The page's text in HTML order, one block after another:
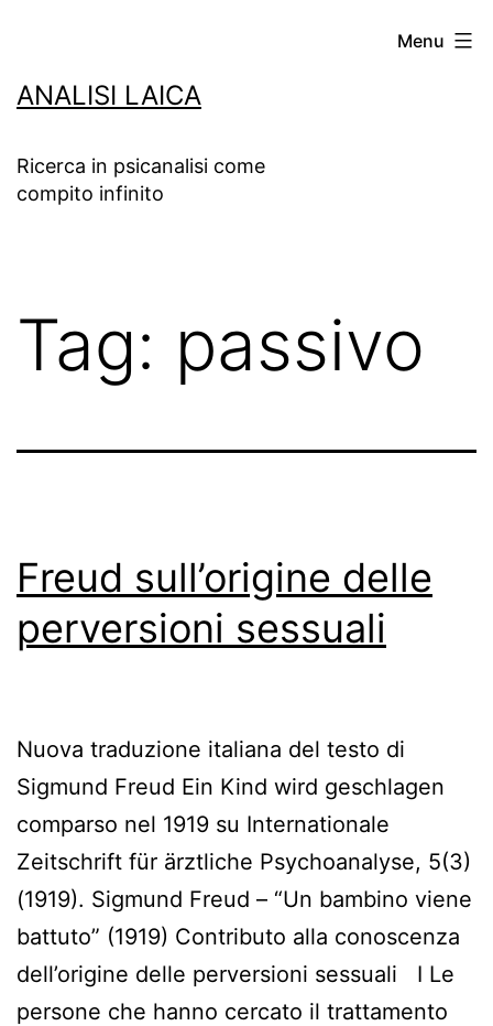
contenuto
ANALISI LAICA
Ricerca in psicanalisi come
compito infinito
Menu
Tag: passivo
Freud sull’origine delle
perversioni sessuali
Nuova traduzione italiana del testo di
Sigmund Freud Ein Kind wird geschlagen
comparso nel 1919 su Internationale
Zeitschrift für ärztliche Psychoanalyse, 5(3)
(1919). Sigmund Freud – “Un bambino viene
battuto” (1919) Contributo alla conoscenza
dell’origine delle perversioni sessuali I Le
persone che hanno cercato il trattamento